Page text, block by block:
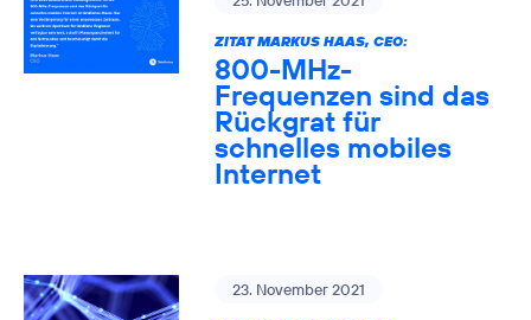
ZITAT MARKUS HAAS, CEO:
800-MHz-
Frequenzen sind das
Rückgrat für
schnelles mobiles
Internet
23. November 2021